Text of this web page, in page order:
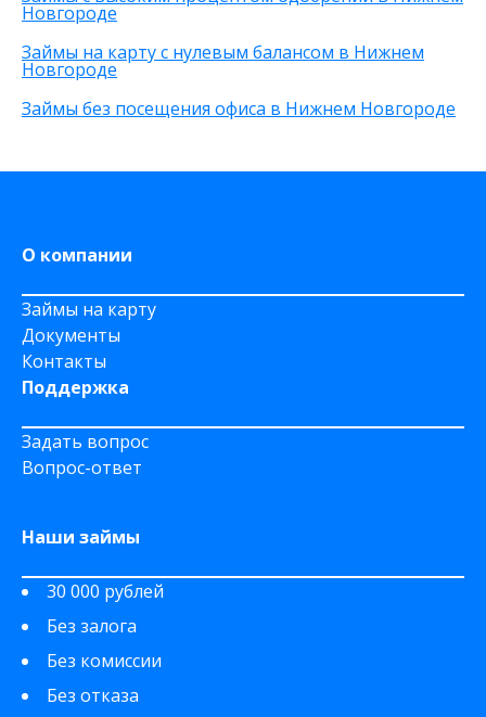
Не выходя из дома
на Яндекс деньги
На дому срочно
На Сберкнижку
Новгороде
Займы на карту с нулевым балансом в Нижнем
Новгороде
Займы без посещения офиса в Нижнем Новгороде
О компании
Займы на карту
Документы
Контакты
Поддержка
Задать вопрос
Вопрос-ответ
Наши займы
30 000 рублей
Без залога
Без комиссии
Без отказа